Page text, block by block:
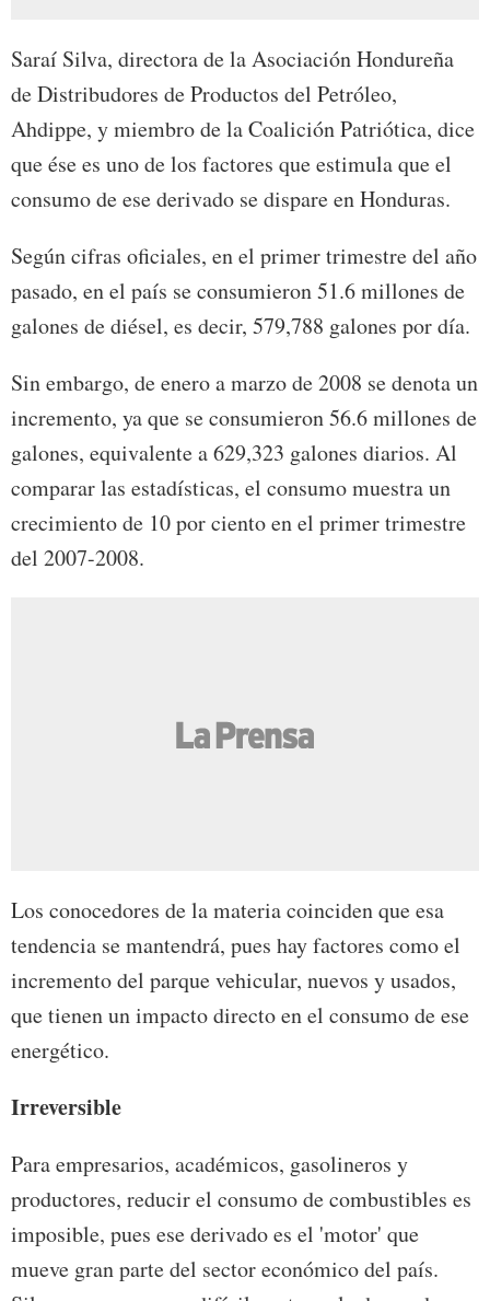
Saraí Silva, directora de la Asociación Hondureña
de Distribudores de Productos del Petróleo,
Ahdippe, y miembro de la Coalición Patriótica, dice
que ése es uno de los factores que estimula que el
consumo de ese derivado se dispare en Honduras.
Según cifras oficiales, en el primer trimestre del año
pasado, en el país se consumieron 51.6 millones de
galones de diésel, es decir, 579,788 galones por día.
Sin embargo, de enero a marzo de 2008 se denota un
incremento, ya que se consumieron 56.6 millones de
galones, equivalente a 629,323 galones diarios. Al
comparar las estadísticas, el consumo muestra un
crecimiento de 10 por ciento en el primer trimestre
del 2007-2008.
Los conocedores de la materia coinciden que esa
tendencia se mantendrá, pues hay factores como el
incremento del parque vehicular, nuevos y usados,
que tienen un impacto directo en el consumo de ese
energético.
Irreversible
Para empresarios, académicos, gasolineros y
productores, reducir el consumo de combustibles es
imposible, pues ese derivado es el 'motor' que
mueve gran parte del sector económico del país.